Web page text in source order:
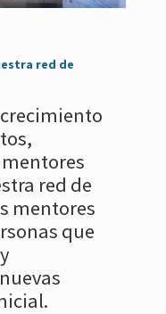
red de
red de
mentores
que